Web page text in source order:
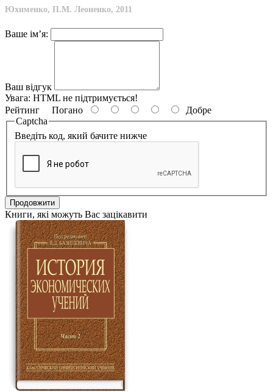
Юхименко, П.М. Леоненко, 2011
Ваше ім’я:
Ваш відгук
Увага: HTML не підтримується!
Рейтинг Погано
Добре
Captcha
Введіть код, який бачите нижче
Продовжити
Книги, які можуть Вас зацікавити